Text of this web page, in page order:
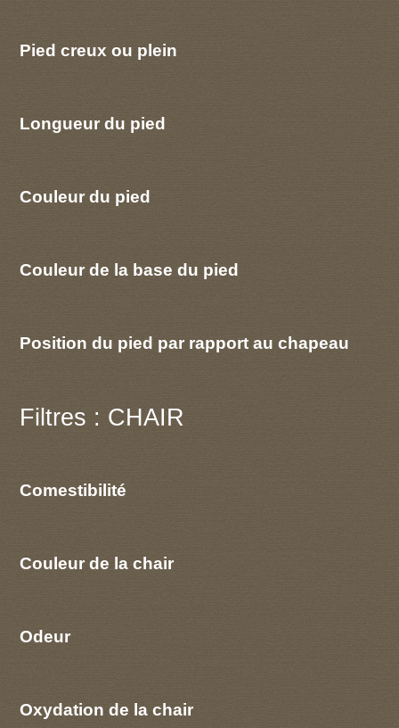
Pied creux ou plein
Longueur du pied
Couleur du pied
Couleur de la base du pied
Position du pied par rapport au chapeau
Filtres : CHAIR
Comestibilité
Couleur de la chair
Odeur
Oxydation de la chair